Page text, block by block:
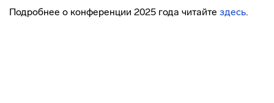
Подробнее о конференции 2025 года читайте здесь.